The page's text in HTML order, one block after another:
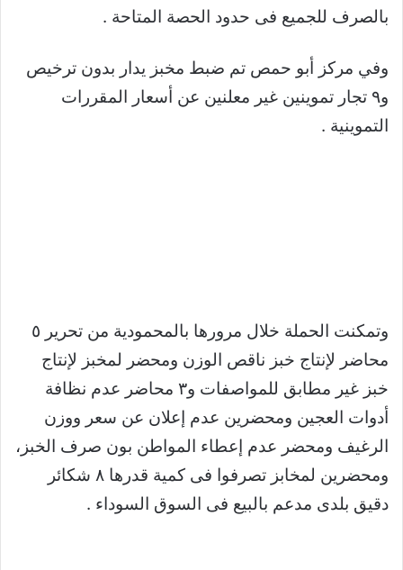
بالصرف للجميع فى حدود الحصة المتاحة .
وفي مركز أبو حمص تم ضبط مخبز يدار بدون ترخيص
و٩ تجار تموينين غير معلنين عن أسعار المقررات
التموينية .
وتمكنت الحملة خلال مرورها بالمحمودية من تحرير ٥
محاضر لإنتاج خبز ناقص الوزن ومحضر لمخبز لإنتاج
خبز غير مطابق للمواصفات و٣ محاضر عدم نظافة
أدوات العجين ومحضرين عدم إعلان عن سعر ووزن
الرغيف ومحضر عدم إعطاء المواطن بون صرف الخبز،
ومحضرين لمخابز تصرفوا فى كمية قدرها ٨ شكائر
دقيق بلدى مدعم بالبيع فى السوق السوداء .